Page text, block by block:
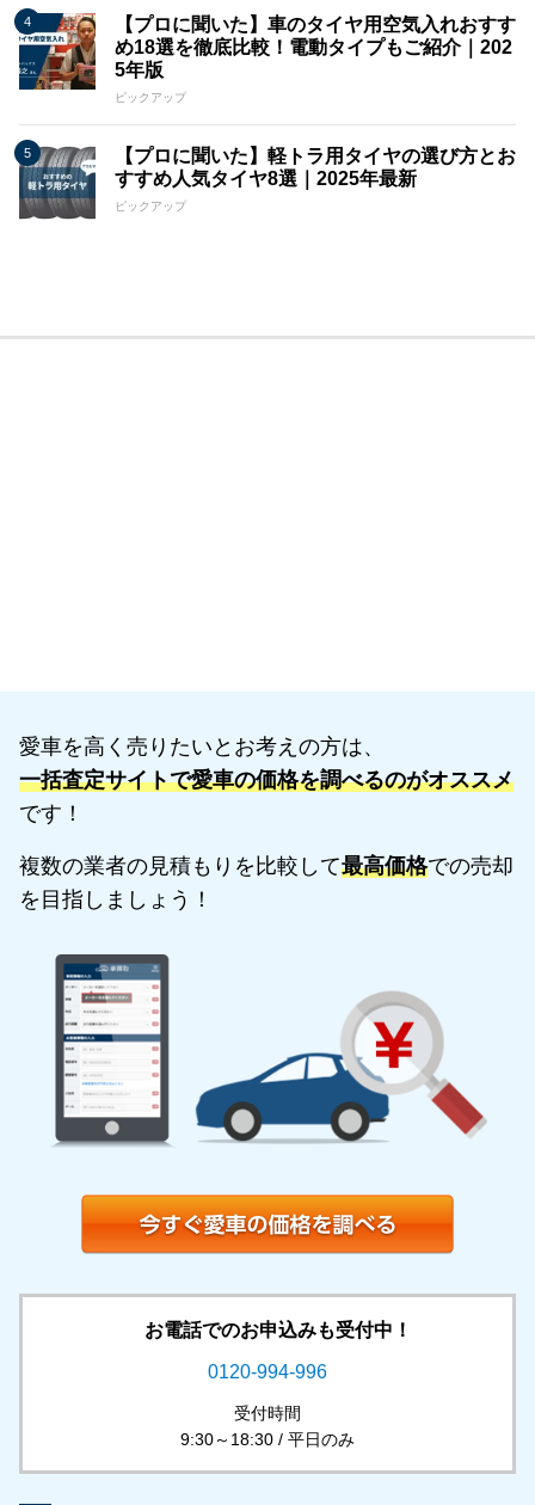
【プロに聞いた】車のタイヤ用空気入れおすす
め18選を徹底比較！電動タイプもご紹介｜202
5年版
ピックアップ
【プロに聞いた】軽トラ用タイヤの選び方とお
すすめ人気タイヤ8選｜2025年最新
ピックアップ
愛車を高く売りたいとお考えの方は、
一括査定サイトで愛車の価格を調べるのがオススメ
です！
複数の業者の見積もりを比較して最高価格での売却
を目指しましょう！
お電話でのお申込みも受付中！
0120-994-996
受付時間
9:30～18:30 / 平日のみ